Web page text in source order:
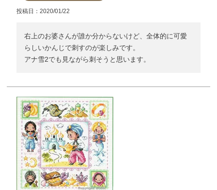
投稿日 2020/01/22
右上のお婆さんが誰か分からないけど、全体的に可愛
らしいかんじで刺すのが楽しみです。
アナ雪2でも見ながら刺そうと思います。